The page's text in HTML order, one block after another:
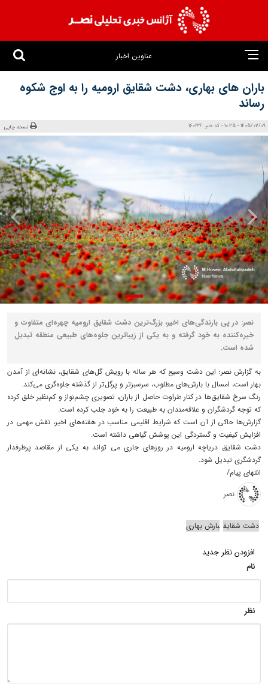
عناوین اخبار
باران‌ های بهاری، دشت شقایق ارومیه را به اوج شکوه
رساند
1405/02/09 - 10:25 - کد خبر: 160134 نسخه چاپی
نصر: در پی بارندگی‌های اخیر، بزرگ‌ترین دشت شقایق ارومیه چهره‌ای متفاوت و
خیره‌کننده به خود گرفته و به یکی از زیباترین جلوه‌های طبیعی منطقه تبدیل
شده است.
به گزارش نصر؛ این دشت وسیع که هر ساله با رویش گل‌های شقایق، نشانه‌ای از آمدن
بهار است، امسال با بارش‌های مطلوب، سرسبزتر و پرگل‌تر از گذشته جلوه‌گری می‌کند.
رنگ سرخ شقایق‌ها در کنار طراوت حاصل از باران، تصویری چشم‌نواز و کم‌نظیر خلق کرده
که توجه گردشگران و علاقه‌مندان به طبیعت را به خود جلب کرده است.
گزارش‌ها حاکی از آن است که شرایط اقلیمی مناسب در هفته‌های اخیر، نقش مهمی در
افزایش کیفیت و گستردگی این پوشش گیاهی داشته است.
دشت شقایق دریاچه ارومیه در روزهای جاری می تواند به یکی از مقاصد پرطرفدار
گردشگری تبدیل شود.
انتهای پیام/
نصر
دشت شقایق بارش بهاری
افزودن نظر جدید
نام
نظر